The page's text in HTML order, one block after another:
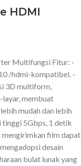
HDMI
Multifungsi Fitur: -
/hdmi-kompatibel. -
3D multiform,
membuat
mudah dan lebih
tinggi 5Gbps, 1 detik
mengirimkan film dapat
desain
bulat lunak yang